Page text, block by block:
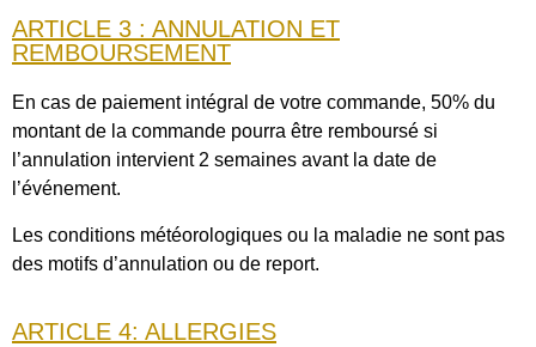
ARTICLE 3 : ANNULATION ET
REMBOURSEMENT
En cas de paiement intégral de votre commande, 50% du
montant de la commande pourra être remboursé si
l’annulation intervient 2 semaines avant la date de
l’événement.
Les conditions météorologiques ou la maladie ne sont pas
des motifs d’annulation ou de report.
ARTICLE 4: ALLERGIES